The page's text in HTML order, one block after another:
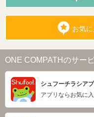
お気
ONE COMPATHのサー
シュフーチラシア
アプリならお気に